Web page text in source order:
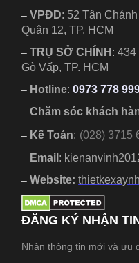
–VPĐD: 52 Tân
Quận 12, TP. HCM
– TRỤ SỞ CHÍNH :434
Gò Vấp, TP. HCM
– Hotline: 0973 778
– Chăm sóc khách
– Kế Toán: (028) 3715
– Email :
– Website:
ĐĂNG KÝ NHẬN
Nhận thông tin mới và ưu